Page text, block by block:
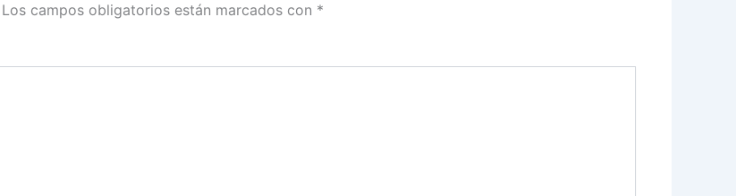
Los campos obligatorios están marcados con *